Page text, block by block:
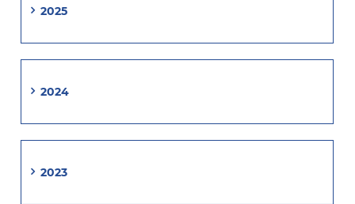
2025
2024
2023